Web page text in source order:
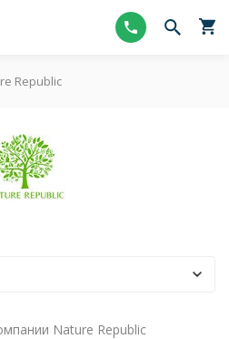
Republic
Nature Republic